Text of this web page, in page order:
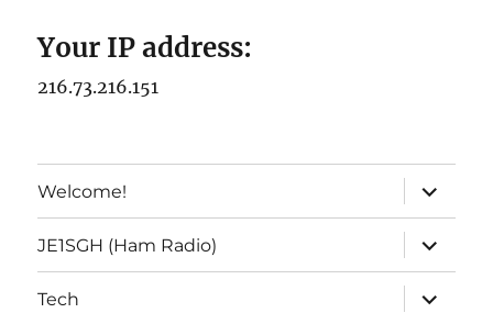
Your IP address:
216.73.216.151
Welcome!
expand
child
menu
JE1SGH (Ham Radio)
expand
child
menu
Tech
expand